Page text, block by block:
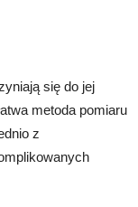
się do jej
metoda pomiaru
z